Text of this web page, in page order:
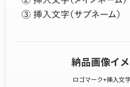
納品画像イ
ロゴマーク+挿入文